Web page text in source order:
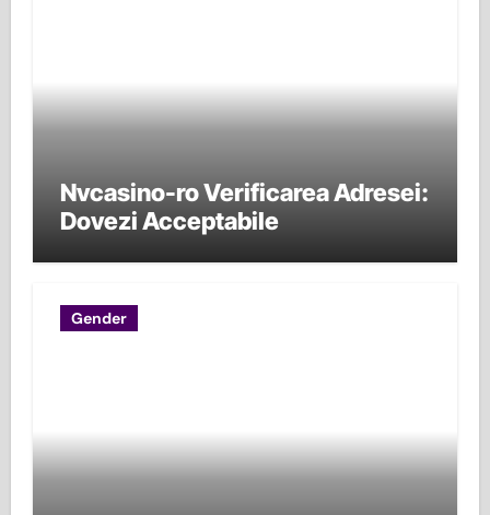
Nvcasino-ro Verificarea Adresei:
Dovezi Acceptabile
Gender